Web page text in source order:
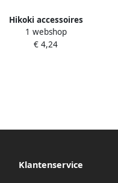
Hikoki accessoires
Schuurschijf D.125 K120
Velcro Wit (10 St) 753135
1 webshop
€ 4,24
Klantenservice